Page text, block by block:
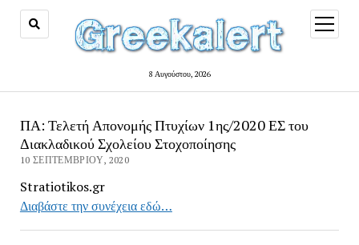
8 Αυγούστου, 2026
open
menu
ΠΑ: Τελετή Απονομής Πτυχίων 1ης/2020 ΕΣ του
Διακλαδικού Σχολείου Στοχοποίησης
10 ΣΕΠΤΕΜΒΡΊΟΥ, 2020
Stratiotikos.gr
Διαβάστε την συνέχεια εδώ…